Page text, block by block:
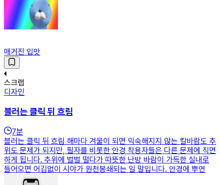
매거진 입맛
스크랩
디자인
블러는 클릭 뒤 흐림
7분
블러는 클릭 뒤 흐림 해마다 겨울이 되면 익숙해지지 않는 칼바람도 추
위도 문제가 되지만, 필자를 비롯한 안경 착용자들은 다른 문제에 직면
하게 됩니다. 추위에 벌벌 떨다가 따뜻한 난방 바람이 가득한 실내로
들어오면 어김없이 시야가 원천봉쇄되는 일 말입니다. 안경에 뿌연